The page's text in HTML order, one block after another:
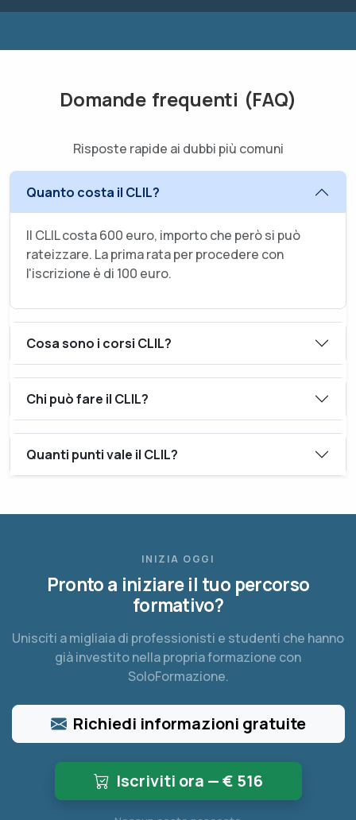
Domande frequenti (FAQ)
Risposte rapide ai dubbi più comuni
Quanto costa il CLIL?
Il CLIL costa 600 euro, importo che però si può
rateizzare. La prima rata per procedere con
l'iscrizione è di 100 euro.
Cosa sono i corsi CLIL?
Chi può fare il CLIL?
Quanti punti vale il CLIL?
INIZIA OGGI
Pronto a iniziare il tuo percorso
formativo?
Unisciti a migliaia di professionisti e studenti che hanno
già investito nella propria formazione con
SoloFormazione.
Richiedi informazioni gratuite
Iscriviti ora — € 516